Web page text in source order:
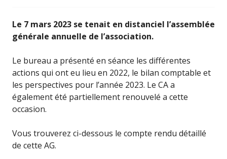
Le 7 mars 2023 se tenait en distanciel l’assemblée
générale annuelle de l’association.
Le bureau a présenté en séance les différentes
actions qui ont eu lieu en 2022, le bilan comptable et
les perspectives pour l’année 2023. Le CA a
également été partiellement renouvelé a cette
occasion.
Vous trouverez ci-dessous le compte rendu détaillé
de cette AG.